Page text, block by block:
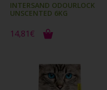
INTERSAND ODOURLOCK
UNSCENTED 6KG
14,81€